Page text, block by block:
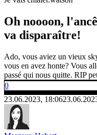
Oh noooon,
va disparaître!
Ado, vous aviez un vieux
vous en avez honte? Vous
passé qui nous quitte. RIP
0
23.06.2023, 18:06